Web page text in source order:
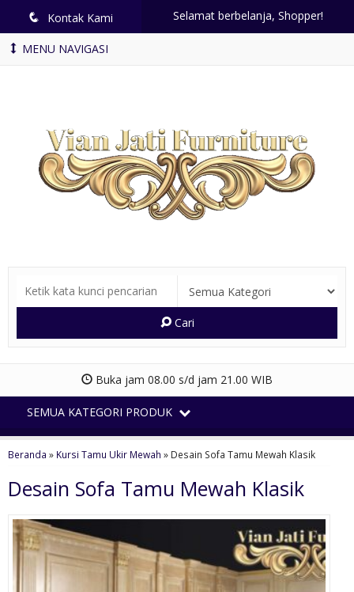
q Kontak Kami Selamat berbelanja, Shopper!
MENU NAVIGASI
Cari
Buka jam 08.00 s/d jam 21.00 WIB
SEMUA KATEGORI PRODUK
Beranda » Kursi Tamu Ukir Mewah » Desain Sofa Tamu Mewah Klasik
Desain Sofa Tamu Mewah Klasik